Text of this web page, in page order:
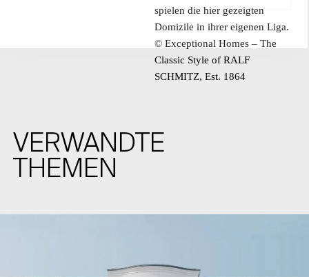
spielen die hier gezeigten
Domizile in ihrer eigenen Liga.
© Exceptional Homes – The
Classic Style of RALF
SCHMITZ, Est. 1864
VERWANDTE
THEMEN